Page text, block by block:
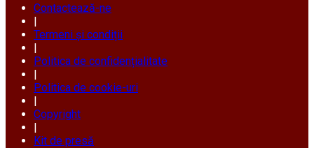
Contactează-ne
|
Termeni și condiții
|
Politica de confidențialitate
|
Politica de cookie-uri
|
Copyright
|
Kit de presă